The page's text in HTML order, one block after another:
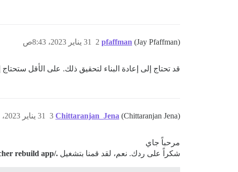
pfaffman (Jay Pfaffman) 31 يناير 2023، 8:43ص 2
قد تحتاج إلى إعادة البناء لتحقيق ذلك. على الأقل
Chittaranjan_Jena (Chittaranjan Jena) 31 يناير 2023، 11:17ص 3
مرحباً جاي
شكراً على ردك. نعم، لقد قمنا بتشغيل ./launcher rebuild app